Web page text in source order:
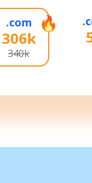
.com
306k
340k